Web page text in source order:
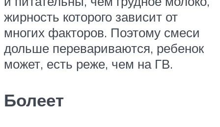
жирность которого зависит от
многих факторов. Поэтому смеси
дольше перевариваются, ребенок
может, есть реже, чем на ГВ.
Болеет